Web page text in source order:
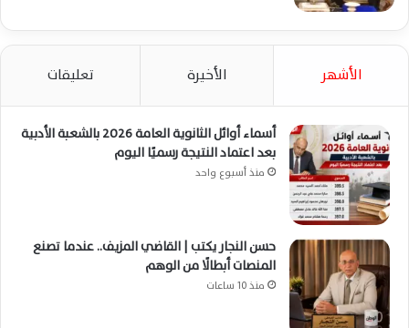
الأشهر الأخيرة تعليقات
أسماء أوائل الثانوية العامة 2026 بالشعبة الأدبية
بعد اعتماد النتيجة رسميًا اليوم
منذ أسبوع واحد
حسن النجار يكتب | القاضي المزيف.. عندما تصنع
المنصات أبطالًا من الوهم
منذ 10 ساعات